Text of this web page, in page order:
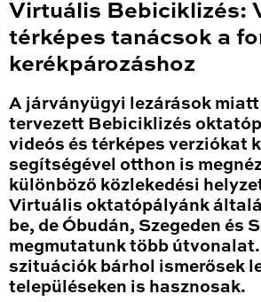
Virtuális Bebiciklizés:
térképes tanácsok a
kerékpározáshoz
A járványügyi lezárások
tervezett Bebiciklizés
videós és térképes verziókat
segítségével otthon is
különböző közlekedési
Virtuális oktatópályánk
be, de Óbudán, Szegeden és
megmutatunk több
szituációk bárhol ismerősek
településeken is hasznosak.